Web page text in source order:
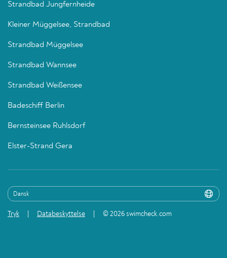
Strandbad Jungfernheide
Kleiner Müggelsee, Strandbad
Strandbad Müggelsee
Strandbad Wannsee
Strandbad Weißensee
Badeschiff Berlin
Bernsteinsee Ruhlsdorf
Elster-Strand Gera
Tryk Databeskyttelse © 2026 swimcheck.com